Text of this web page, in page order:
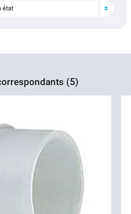
état
(5)